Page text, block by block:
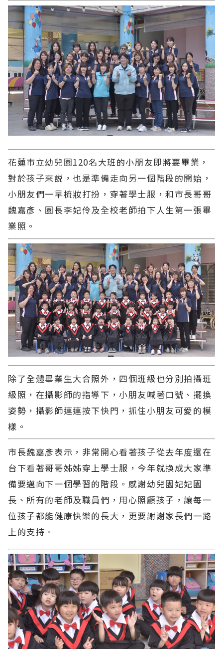
花蓮市立幼兒園120名大班的小朋友即將要畢業，
對於孩子來説，也是準備走向另一個階段的開始，
小朋友們一早梳妝打扮，穿著學士服，和市長哥哥
魏嘉彥、園長李妃伶及全校老師拍下人生第一張畢
業照。
除了全體畢業生大合照外，四個班級也分別拍攝班
級照，在攝影師的指導下，小朋友喊著口號、擺換
姿勢，攝影師連連按下快門，抓住小朋友可愛的模
樣。
市長魏嘉彥表示，非常開心看著孩子從去年度還在
台下看著哥哥姊姊穿上學士服，今年就換成大家準
備要邁向下一個學習的階段。感謝幼兒園妃妃園
長、所有的老師及職員們，用心照顧孩子，讓每一
位孩子都能健康快樂的長大，更要謝謝家長們一路
上的支持。